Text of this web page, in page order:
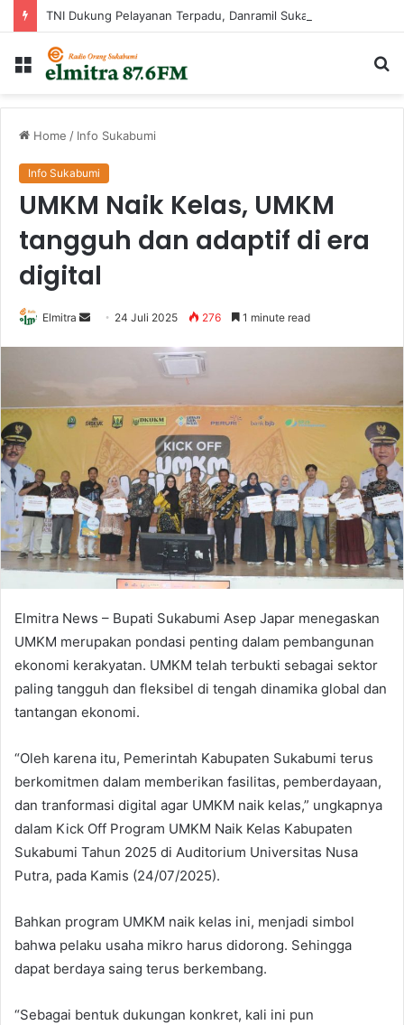
Menu
Home / Info Sukabumi
Info Sukabumi
UMKM Naik Kelas, UMKM
tangguh dan adaptif di era
digital
Elmitra
Send 24 Juli 2025 276 1 minute read
Elmitra News – Bupati Sukabumi Asep Japar menegaskan
UMKM merupakan pondasi penting dalam pembangunan
ekonomi kerakyatan. UMKM telah terbukti sebagai sektor
paling tangguh dan fleksibel di tengah dinamika global dan
tantangan ekonomi.
“Oleh karena itu, Pemerintah Kabupaten Sukabumi terus
berkomitmen dalam memberikan fasilitas, pemberdayaan,
dan tranformasi digital agar UMKM naik kelas,” ungkapnya
dalam Kick Off Program UMKM Naik Kelas Kabupaten
Sukabumi Tahun 2025 di Auditorium Universitas Nusa
Putra, pada Kamis (24/07/2025).
Bahkan program UMKM naik kelas ini, menjadi simbol
bahwa pelaku usaha mikro harus didorong. Sehingga
dapat berdaya saing terus berkembang.
“Sebagai bentuk dukungan konkret, kali ini pun